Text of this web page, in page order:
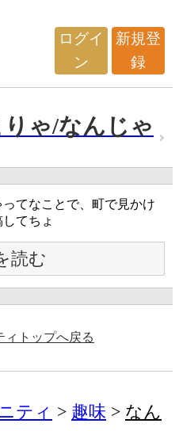
ログイ
ン
新規登
録
ゃ/なんじゃ
てなことで、町で見かけ
てちょ
読む
ィトップへ戻る
ティ 趣味
なん